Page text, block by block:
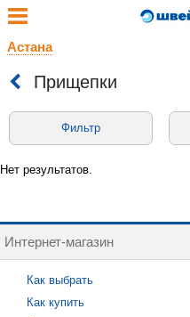
Астана
Прищепки
Фильтр
Нет результатов.
Интернет-магазин
Как выбрать
Как купить